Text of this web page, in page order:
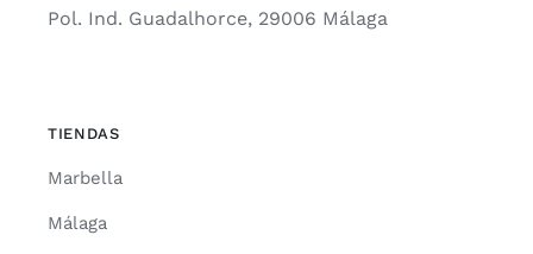
Pol. Ind. Guadalhorce, 29006 Málaga
TIENDAS
Marbella
Málaga